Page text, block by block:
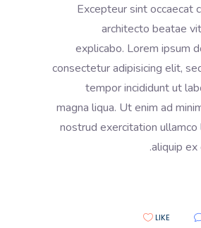
Excepteur sint occaecat
architecto beatae
explicabo. Lorem ipsum
consectetur adipisicing elit,
tempor incididunt ut
magna liqua. Ut enim ad
nostrud exercitation ullamco
aliquip ex
LIKE